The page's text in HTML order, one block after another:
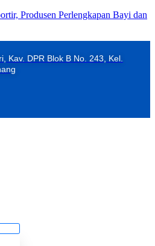
Produsen Perlengkapan Bayi dan
Kav. DPR Blok B No. 243, Kel.